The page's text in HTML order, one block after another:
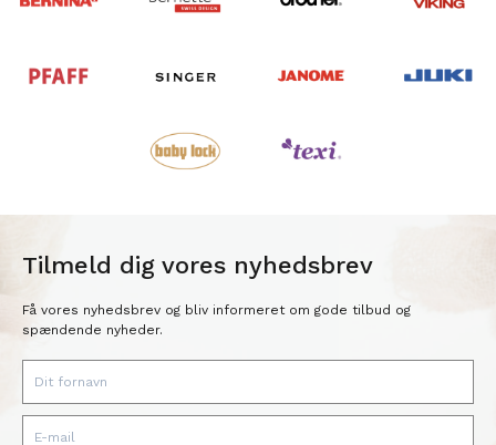
Tilmeld dig vores nyhedsbrev
Få vores nyhedsbrev og bliv informeret om gode tilbud og
spændende nyheder.